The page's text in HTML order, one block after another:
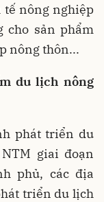
nông nghiệp
cho sản phẩm
nông thôn...
du lịch nông
phát triển du
giai đoạn
phủ, các địa
triển du lịch